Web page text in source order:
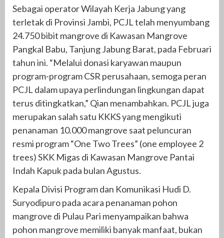
Sebagai operator Wilayah Kerja Jabung yang
terletak di Provinsi Jambi, PCJL telah menyumbang
24.750 bibit mangrove di Kawasan Mangrove
Pangkal Babu, Tanjung Jabung Barat, pada Februari
tahun ini. “Melalui donasi karyawan maupun
program-program CSR perusahaan, semoga peran
PCJL dalam upaya perlindungan lingkungan dapat
terus ditingkatkan,” Qian menambahkan. PCJL juga
merupakan salah satu KKKS yang mengikuti
penanaman 10.000 mangrove saat peluncuran
resmi program “One Two Trees” (one employee 2
trees) SKK Migas di Kawasan Mangrove Pantai
Indah Kapuk pada bulan Agustus.
Kepala Divisi Program dan Komunikasi Hudi D.
Suryodipuro pada acara penanaman pohon
mangrove di Pulau Pari menyampaikan bahwa
pohon mangrove memiliki banyak manfaat, bukan